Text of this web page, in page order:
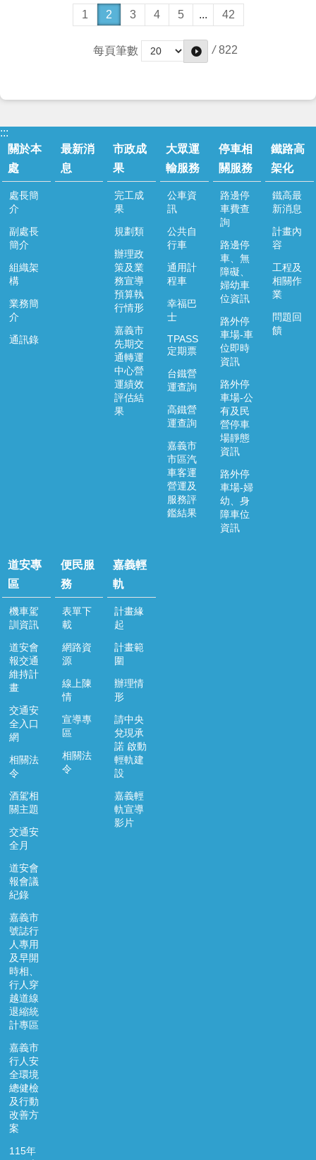
1 2 3 4 5 ... 42
每頁筆數 / 822
:::
關於本
處
處長簡
介
副處長
簡介
組織架
構
業務簡
介
通訊錄
最新消
息
市政成
果
完工成
果
規劃類
辦理政
策及業
務宣導
預算執
行情形
嘉義市
先期交
通轉運
中心營
運績效
評估結
果
大眾運
輸服務
公車資
訊
公共自
行車
通用計
程車
幸福巴
士
TPASS
定期票
台鐵營
運查詢
高鐵營
運查詢
嘉義市
市區汽
車客運
營運及
服務評
鑑結果
停車相
關服務
路邊停
車費查
詢
路邊停
車、無
障礙、
婦幼車
位資訊
路外停
車場-車
位即時
資訊
路外停
車場-公
有及民
營停車
場靜態
資訊
路外停
車場-婦
幼、身
障車位
資訊
鐵路高
架化
鐵高最
新消息
計畫內
容
工程及
相關作
業
問題回
饋
道安專
區
機車駕
訓資訊
道安會
報交通
維持計
畫
交通安
全入口
網
相關法
令
酒駕相
關主題
交通安
全月
道安會
報會議
紀錄
嘉義市
號誌行
人專用
及早開
時相、
行人穿
越道線
退縮統
計專區
嘉義市
行人安
全環境
總健檢
及行動
改善方
案
115年
便民服
務
表單下
載
網路資
源
線上陳
情
宣導專
區
相關法
令
嘉義輕
軌
計畫緣
起
計畫範
圍
辦理情
形
請中央
兌現承
諾 啟動
輕軌建
設
嘉義輕
軌宣導
影片